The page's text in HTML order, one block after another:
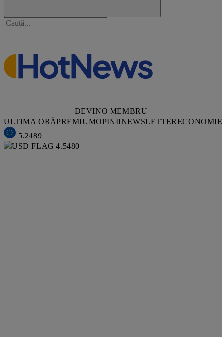
DEVINO MEMBRU
ULTIMA ORĂPREMIUMOPINIINEWSLETTERECONOMIE
5.2489
4.5480